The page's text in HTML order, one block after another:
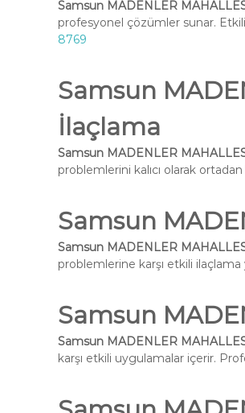
Samsun MADENLER
profesyonel çözümler sunar.
8769
Samsun
İlaçlama
Samsun MADENLER
problemlerini kalıcı olarak
Samsun
Samsun MADENLER
problemlerine karşı etkili
Samsun
Samsun MADENLER
karşı etkili uygulamalar içerir.